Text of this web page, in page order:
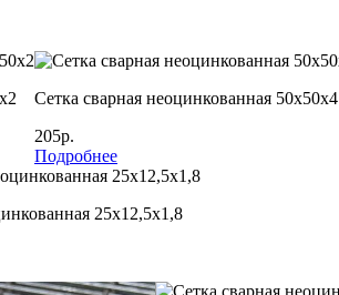
Сетка сварная неоцинкованная 50х50х4
205р.
Подробнее
25х12,5х1,8